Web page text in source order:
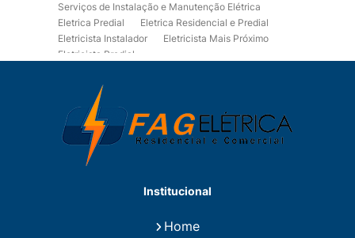
Serviços de Instalação e Manutenção Elétrica
Eletrica Predial
Eletrica Residencial e Predial
Eletricista Instalador
Eletricista Mais Próximo
Eletricista Predial
Eletricista Residencial
Eletricista Residencial E Predial
Eletricistas de Manutenção
Empresa de Instalações Elétricas
Empresa de Manutenção Eletrica
Empresa de Prestação de Serviços Eletricos
Fiação para Instalação Eletrica Residencial
Instalação de Energia Solar Residencial Preço
Institucional
Home